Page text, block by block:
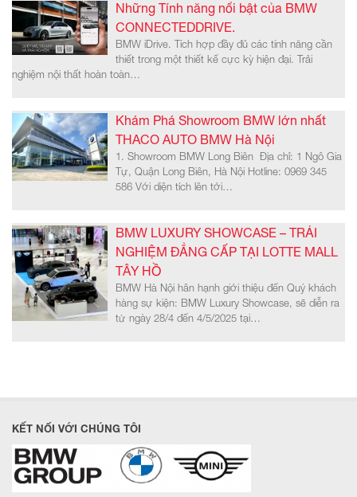
Những Tính năng nổi bật của BMW
CONNECTEDDRIVE.
BMW iDrive. Tích hợp đầy đủ các tính năng cần
thiết trong một thiết kế cực kỳ hiện đại. Trải
nghiệm nội thất hoàn toàn…
Khám Phá Showroom BMW lớn nhất
THACO AUTO BMW Hà Nội
1. Showroom BMW Long Biên Địa chỉ: 1 Ngô Gia
Tự, Quận Long Biên, Hà Nội Hotline: 0969 345
586 Với diện tích lên tới…
BMW LUXURY SHOWCASE – TRẢI
NGHIỆM ĐẲNG CẤP TẠI LOTTE MALL
TÂY HỒ
BMW Hà Nội hân hạnh giới thiệu đến Quý khách
hàng sự kiện: BMW Luxury Showcase, sẽ diễn ra
từ ngày 28/4 đến 4/5/2025 tại…
KẾT NỐI VỚI CHÚNG TÔI